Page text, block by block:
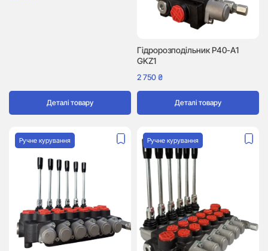
Деталі товару
Гідророзподільник P40-A1
GKZ1
2 750₴
Деталі товару
Ручне курування Ручне курування